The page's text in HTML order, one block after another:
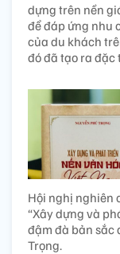
dựng trên nền
để đáp ứng nhu
của du khách
đó đã tạo ra đặc
Hội nghị nghiên
“Xây dựng và
đậm đà bản sắc
Trọng.